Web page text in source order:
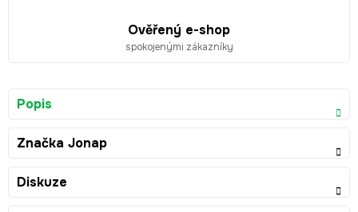
Ověřený e-shop
spokojenými zákazníky
Popis
Značka Jonap
Diskuze